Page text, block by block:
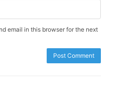
email in this browser for the next